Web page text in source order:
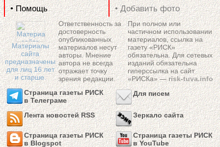
• Помощь
• Добавить фото
Материалы
сайта
предназначены
для лиц 16 лет
и старше.
Ответственность за
достоверность
опубликованных
материалов несут
авторы. Мнение
автора не всегда
отражает точку
зрения редакции.
При полном или
частичном использовании
материалов, ссылка на
газету «РИСК»
обязательна. Для сетевых
изданий обязательна
гиперссылка на сайт
«РИСКа» —risk-tuva.info
Страница газеты РИСК
в Телеграме
Для писем
Лента новостей RSS Зеркало сайта
Страница газеты РИСК
в Blogspot
Страница газеты РИСК
в YouTube